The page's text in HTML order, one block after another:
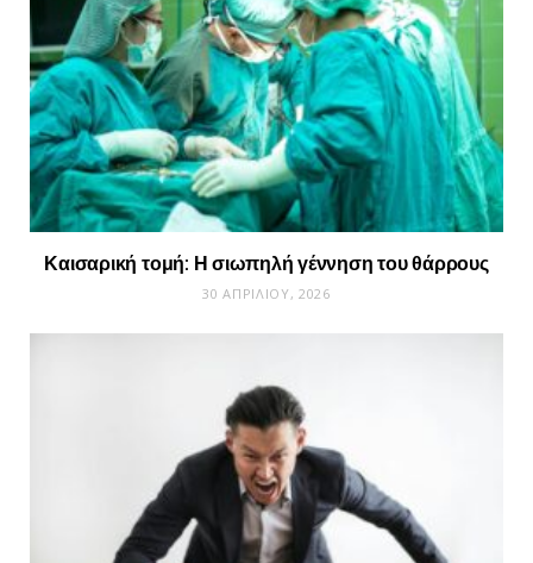
Καισαρική τομή: Η σιωπηλή γέννηση του θάρρους
30 ΑΠΡΙΛΊΟΥ, 2026